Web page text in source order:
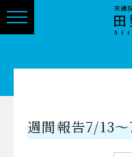
週間報告7/13